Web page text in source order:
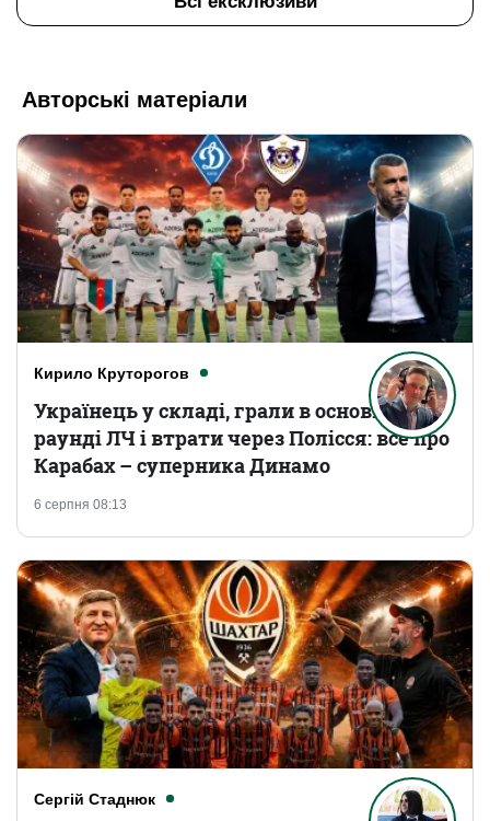
Авторські матеріали
Кирило Круторогов
6 серпня 08:13
Українець у складі, грали в основному
раунді ЛЧ і втрати через Полісся: все про
Карабах – суперника Динамо
Сергій Стаднюк